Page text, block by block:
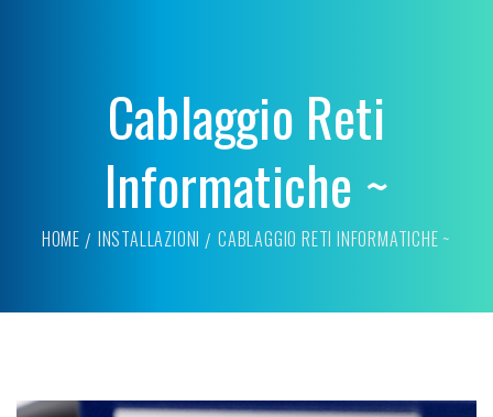
Cablaggio Reti
Informatiche ~
HOME INSTALLAZIONI CABLAGGIO RETI INFORMATICHE ~